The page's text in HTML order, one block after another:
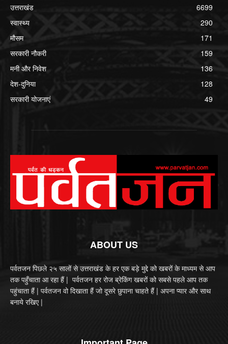
उत्तराखंड
6699
स्वास्थ्य
290
मौसम
171
सरकारी नौकरी
159
मनी और निवेश
136
देश-दुनिया
128
सरकारी योजनाएं
49
ABOUT US
पर्वतजन पिछले २५ सालों से उत्तराखंड के हर एक बड़े मुद्दे को खबरों के माध्यम से आप
तक पहुँचाता आ रहा हैं | पर्वतजन हर रोज ब्रेकिंग खबरों को सबसे पहले आप तक
पहुंचाता हैं | पर्वतजन वो दिखाता हैं जो दूसरे छुपाना चाहते हैं | अपना प्यार और साथ
बनाये रखिए |